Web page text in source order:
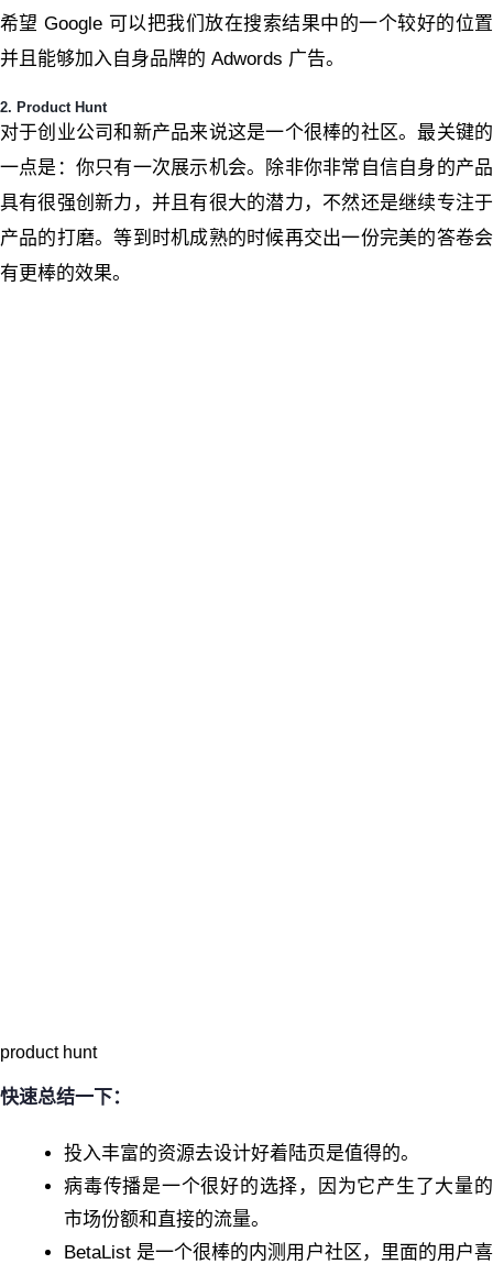
希望 Google 可以把我们放在搜索结果中的一个较好的位置
并且能够加入自身品牌的 Adwords 广告。
2. Product Hunt
对于创业公司和新产品来说这是一个很棒的社区。最关键的
一点是：你只有一次展示机会。除非你非常自信自身的产品
具有很强创新力，并且有很大的潜力，不然还是继续专注于
产品的打磨。等到时机成熟的时候再交出一份完美的答卷会
有更棒的效果。
product hunt
快速总结一下：
投入丰富的资源去设计好着陆页是值得的。
病毒传播是一个很好的选择，因为它产生了大量的
市场份额和直接的流量。
BetaList 是一个很棒的内测用户社区，里面的用户喜